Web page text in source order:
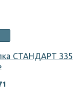
СТАНДАРТ 335